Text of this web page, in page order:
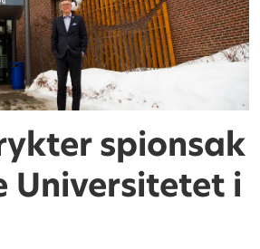
spionsak
Universitetet i